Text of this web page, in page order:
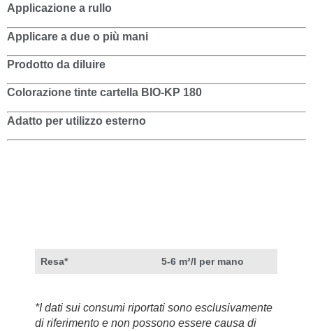
Applicazione a rullo
Applicare a due o più mani
Prodotto da diluire
Colorazione tinte cartella BIO-KP 180
Adatto per utilizzo esterno
Resa* 5-6 m²/l per mano
*I dati sui consumi riportati sono esclusivamente
di riferimento e non possono essere causa di